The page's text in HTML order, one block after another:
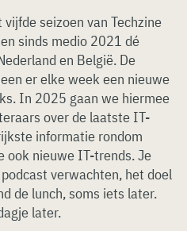
seizoen van Techzine
sinds medio 2021 dé
en België. De
er elke week een nieuwe
In 2025 gaan we hiermee
over de laatste IT-
informatie rondom
ook nieuwe IT-trends. Je
verwachten, het doel
de lunch, soms iets later.
later.